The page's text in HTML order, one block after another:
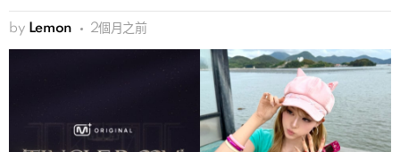
by Lemon 2個月之前